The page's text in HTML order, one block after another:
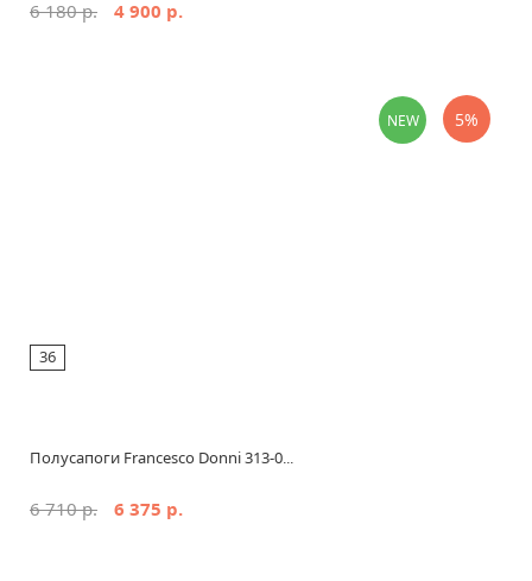
6 180 р. 4 900 р.
36
Полусапоги Francesco Donni 313-0...
6 710 р. 6 375 р.
NEW 5%